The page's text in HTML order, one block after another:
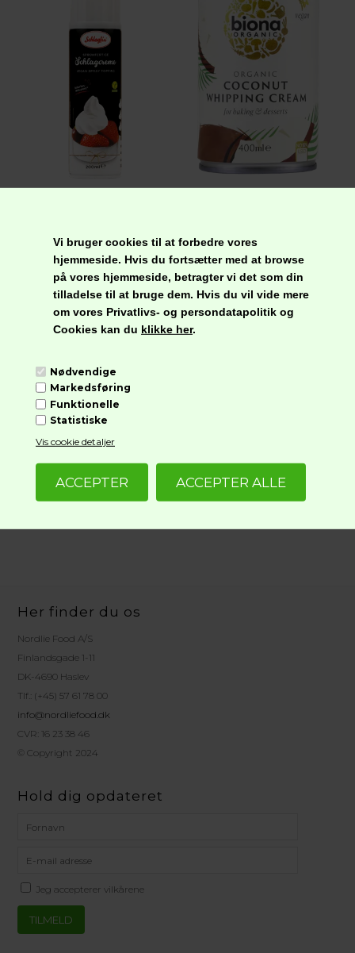
Vi bruger cookies til at forbedre vores
hjemmeside. Hvis du fortsætter med at browse
på vores hjemmeside, betragter vi det som din
tilladelse til at bruge dem. Hvis du vil vide mere
om vores Privatlivs- og persondatapolitik og
Cookies kan du klikke her.
Nødvendige
Markedsføring
Funktionelle
Statistiske
Vis cookie detaljer
Besøg os på instagram
Her finder du os
Nordlie Food A/S
Finlandsgade 1-11
DK-4690 Haslev
Tlf.: (+45) 57 61 78 00
info@nordliefood.dk
CVR: 16 23 38 46
© Copyright 2024
Hold dig opdateret
Jeg accepterer vilkårene